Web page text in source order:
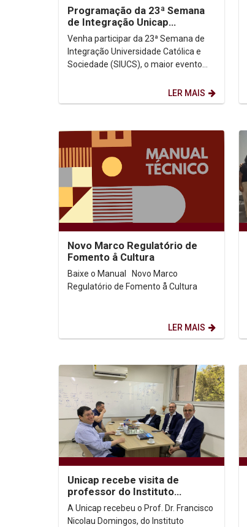
Programação da 23ª Semana
de Integração Unicap
Sociedade
Venha participar da 23ª Semana de
Integração Universidade Católica e
Sociedade (SIUCS), o maior evento
LER MAIS
Novo Marco Regulatório de
Fomento å Cultura
Baixe o Manual Novo Marco
Regulatório de Fomento å Cultura
LER MAIS
Unicap recebe visita de
professor do Instituto
Superior de Contabilidade e
Administração de Lisboa
A Unicap recebeu o Prof. Dr. Francisco
Nicolau Domingos, do Instituto